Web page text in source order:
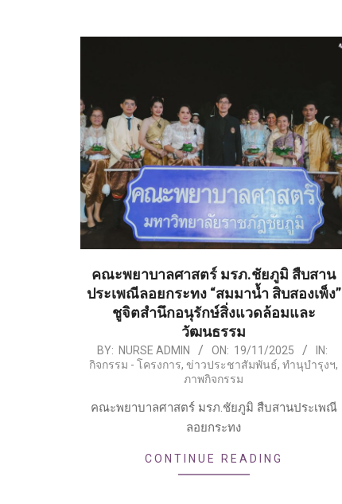
คณะพยาบาลศาสตร์ มรภ.ชัยภูมิ สืบสาน
ประเพณีลอยกระทง “สมมาน้ำ สิบสองเพ็ง”
ชูจิตสำนึกอนุรักษ์สิ่งแวดล้อมและ
วัฒนธรรม
2025-
11-
BY: NURSE ADMIN ON: 19/11/2025
IN:
กิจกรรม - โครงการ, ข่าวประชาสัมพันธ์, ทำนุบำรุงฯ,
ภาพกิจกรรม
คณะพยาบาลศาสตร์ มรภ.ชัยภูมิ สืบสานประเพณี
ลอยกระทง
CONTINUE READING